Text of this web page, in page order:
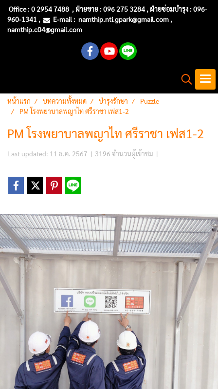
Office :0 2954 7488 , ฝ่ายขาย : 096 275 3284 , ฝ่ายซ่อมบำรุง :096-
960-1341 , E-mail : namthip.nti.gpark@gmail.com ,
namthip.c04@gmail.com
หน้าแรก บทความทั้งหมด บำรุงรักษา
Puzzle
PM โรงพยาบาลพญาไท ศรีราชา เฟส1-2
PM โรงพยาบาลพญาไท ศรีราชา เฟส1-2
Last updated: 11 ธ.ค. 2567 | 3196 จำนวนผู้เข้าชม |